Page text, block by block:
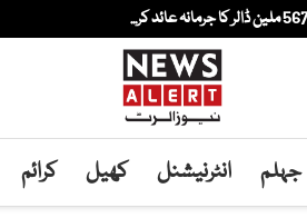
جہلم انٹرنیشنل کھیل کرائم